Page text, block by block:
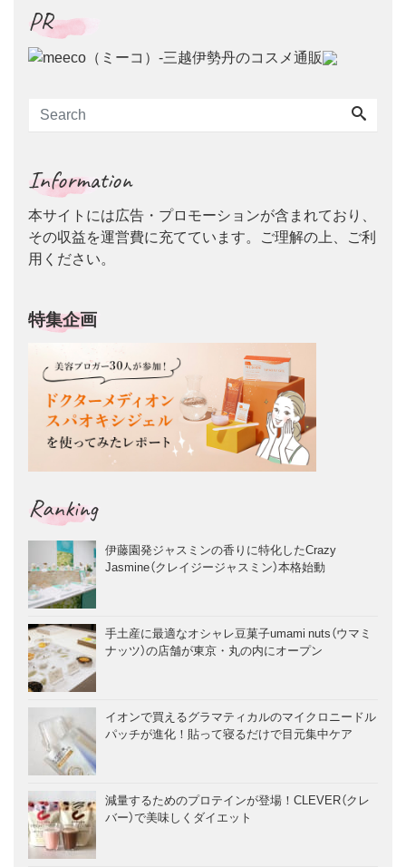
PR
Information
本サイトには広告・プロモーションが含まれており、
その収益を運営費に充てています。ご理解の上、ご利
用ください。
特集企画
Ranking
伊藤園発ジャスミンの香りに特化したCrazy
Jasmine（クレイジージャスミン）本格始動
手土産に最適なオシャレ豆菓子umami nuts（ウマミ
ナッツ）の店舗が東京・丸の内にオープン
イオンで買えるグラマティカルのマイクロニードル
パッチが進化！貼って寝るだけで目元集中ケア
減量するためのプロテインが登場！CLEVER（クレ
バー）で美味しくダイエット